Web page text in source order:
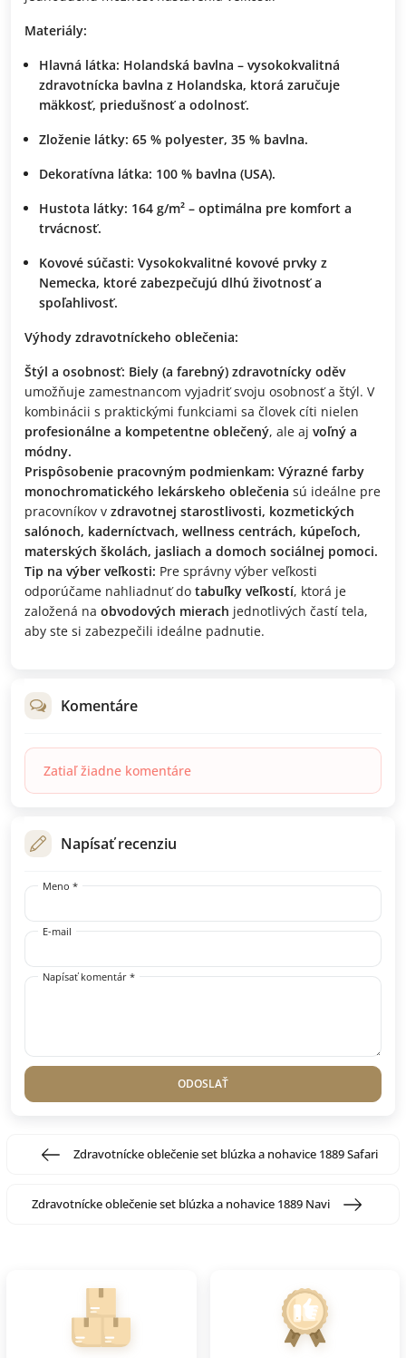
Materiály:
Hlavná látka: Holandská bavlna – vysokokvalitná
zdravotnícka bavlna z Holandska, ktorá zaručuje
mäkkosť, priedušnosť a odolnosť.
Zloženie látky: 65 % polyester, 35 % bavlna.
Dekoratívna látka: 100 % bavlna (USA).
Hustota látky: 164 g/m² – optimálna pre komfort a
trvácnosť.
Kovové súčasti: Vysokokvalitné kovové prvky z
Nemecka, ktoré zabezpečujú dlhú životnosť a
spoľahlivosť.
Výhody zdravotníckeho oblečenia:
Štýl a osobnosť: Biely (a farebný) zdravotnícky oděv
umožňuje zamestnancom vyjadriť svoju osobnosť a štýl. V
kombinácii s praktickými funkciami sa človek cíti nielen
profesionálne a kompetentne oblečený, ale aj voľný a
módny.
Prispôsobenie pracovným podmienkam: Výrazné farby
monochromatického lekárskeho oblečenia sú ideálne pre
pracovníkov v zdravotnej starostlivosti, kozmetických
salónoch, kaderníctvach, wellness centrách, kúpeľoch,
materských školách, jasliach a domoch sociálnej pomoci.
Tip na výber veľkosti: Pre správny výber veľkosti
odporúčame nahliadnuť do tabuľky veľkostí, ktorá je
založená na obvodových mierach jednotlivých častí tela,
aby ste si zabezpečili ideálne padnutie.
Komentáre
Zatiaľ žiadne komentáre
Napísať recenziu
Meno *
E-mail
Napísať komentár *
ODOSLAŤ
Zdravotnícke oblečenie set blúzka a nohavice 1889 Safari
Zdravotnícke oblečenie set blúzka a nohavice 1889 Navi